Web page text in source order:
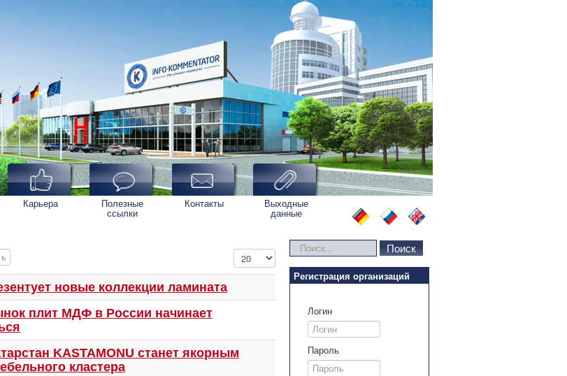
Карьера Полезные
ссылки
Контакты Выходные
данные
Кол-во строк:
новые коллекции ламината
плит МДФ в России начинает
KASTAMONU станет якорным
кластера
Искать... Поиск
Регистрация организаций
Логин
Пароль